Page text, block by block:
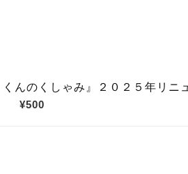
んのくしゃみ』２０２５年リニ
¥500